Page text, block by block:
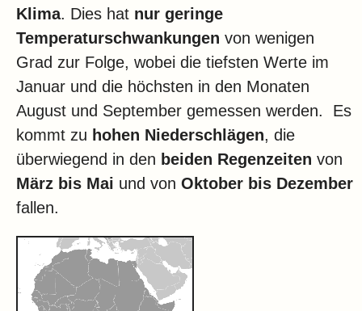
Klima. Dies hat nur geringe
Temperaturschwankungen von wenigen
Grad zur Folge, wobei die tiefsten Werte im
Januar und die höchsten in den Monaten
August und September gemessen werden. Es
kommt zu hohen Niederschlägen, die
überwiegend in den beiden Regenzeiten von
März bis Mai und von Oktober bis Dezember
fallen.